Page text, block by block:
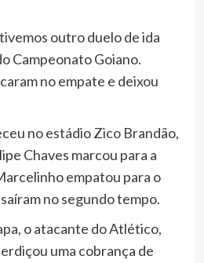
outro duelo de ida
Campeonato Goiano.
no empate e deixou
no estádio Zico Brandão,
Chaves marcou para a
empatou para o
no segundo tempo.
o atacante do Atlético,
uma cobrança de